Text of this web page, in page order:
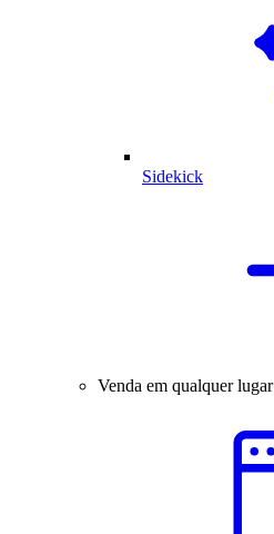
Sidekick
Venda em qualquer lugar